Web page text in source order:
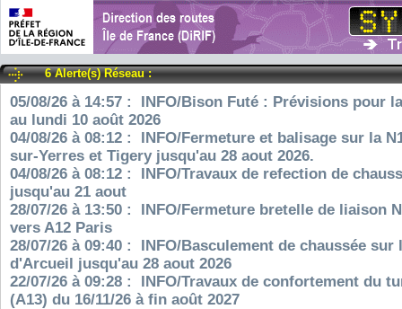
6 Alerte(s) Réseau :
05/08/26 à 14:57 : INFO/Bison Futé : Prévisions pour
au lundi 10 août 2026
04/08/26 à 08:12 : INFO/Fermeture et balisage sur la
sur-Yerres et Tigery jusqu'au 28 aout 2026.
04/08/26 à 08:12 : INFO/Travaux de refection de
jusqu'au 21 aout
28/07/26 à 13:50 : INFO/Fermeture bretelle de liaison
vers A12 Paris
28/07/26 à 09:40 : INFO/Basculement de chaussée sur
d'Arcueil jusqu'au 28 aout 2026
22/07/26 à 09:28 : INFO/Travaux de confortement du
(A13) du 16/11/26 à fin août 2027